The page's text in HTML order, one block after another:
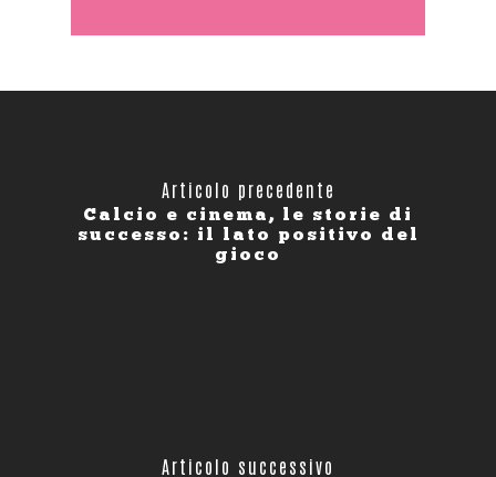
Articolo precedente
Calcio e cinema, le storie di
successo: il lato positivo del
gioco
Articolo successivo